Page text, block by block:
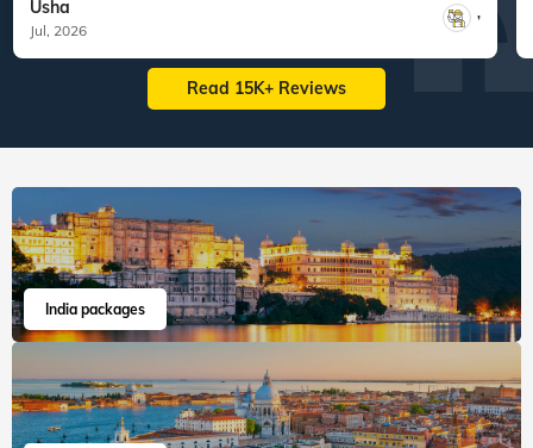
Usha
Jul, 2026
,
Read 15K+ Reviews
India packages